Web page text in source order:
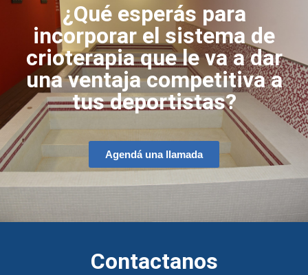
¿Qué esperás para
incorporar el sistema de
crioterapia que le va a dar
una ventaja competitiva a
tus deportistas?
Agendá una llamada
Contactanos